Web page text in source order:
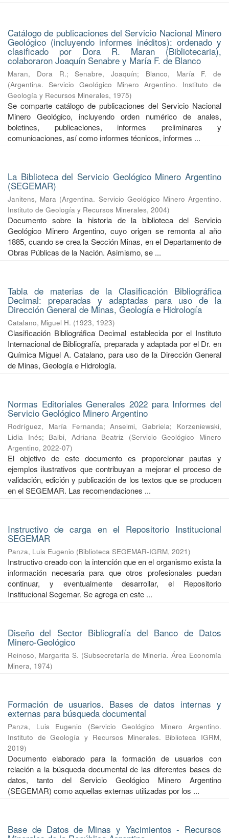
Catálogo de publicaciones del Servicio Nacional Minero
Geológico (incluyendo informes inéditos): ordenado y
clasificado por Dora R. Maran (Bibliotecaria),
colaboraron Joaquín Senabre y María F. de Blanco
Maran, Dora R.;Senabre, Joaquín; Blanco, María F. de
(Argentina. Servicio Geológico Minero Argentino. Instituto de
Geología y Recursos Minerales, 1975)
Se comparte catálogo de publicaciones del Servicio Nacional
Minero Geológico, incluyendo orden numérico de anales,
boletines, publicaciones, informes preliminares y
comunicaciones, así como informes técnicos, informes ...
La Biblioteca del Servicio Geológico Minero Argentino
(SEGEMAR)
Janitens, Mara (Argentina. Servicio Geológico Minero Argentino.
Instituto de Geología y Recursos Minerales, 2004)
Documento sobre la historia de la biblioteca del Servicio
Geológico Minero Argentino, cuyo origen se remonta al año
1885, cuando se crea la Sección Minas, en el Departamento de
Obras Públicas de la Nación. Asimismo, se ...
Tabla de materias de la Clasificación Bibliográfica
Decimal: preparadas y adaptadas para uso de la
Dirección General de Minas, Geología e Hidrología
Catalano, Miguel H. (1923, 1923)
Clasificación Bibliográfica Decimal establecida por el Instituto
Internacional de Bibliografía, preparada y adaptada por el Dr. en
Química Miguel A. Catalano, para uso de la Dirección General
de Minas, Geología e Hidrología.
Normas Editoriales Generales 2022 para Informes del
Servicio Geológico Minero Argentino
Rodríguez, María Fernanda;Anselmi, Gabriela; Korzeniewski,
Lidia Inés; Balbi, Adriana Beatriz (Servicio Geológico Minero
Argentino, 2022-07)
El objetivo de este documento es proporcionar pautas y
ejemplos ilustrativos que contribuyan a mejorar el proceso de
validación, edición y publicación de los textos que se producen
en el SEGEMAR. Las recomendaciones ...
Instructivo de carga en el Repositorio Institucional
SEGEMAR
Panza, Luis Eugenio (Biblioteca SEGEMAR-IGRM, 2021)
Instructivo creado con la intención que en el organismo exista la
información necesaria para que otros profesionales puedan
continuar, y eventualmente desarrollar, el Repositorio
Institucional Segemar. Se agrega en este ...
Diseño del Sector Bibliografía del Banco de Datos
Minero-Geológico
Reinoso, Margarita S. (Subsecretaría de Minería. Área Economía
Minera, 1974)
Formación de usuarios. Bases de datos internas y
externas para búsqueda documental
Panza, Luis Eugenio (Servicio Geológico Minero Argentino.
Instituto de Geología y Recursos Minerales. Biblioteca IGRM,
2019)
Documento elaborado para la formación de usuarios con
relación a la búsqueda documental de las diferentes bases de
datos, tanto del Servicio Geológico Minero Argentino
(SEGEMAR) como aquellas externas utilizadas por los ...
Base de Datos de Minas y Yacimientos - Recursos